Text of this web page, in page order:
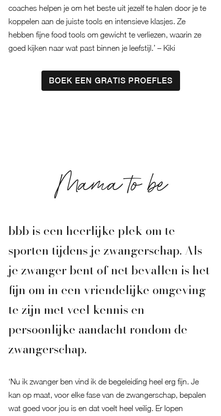
coaches helpen je om het beste uit jezelf te halen door je te
koppelen aan de juiste tools en intensieve klasjes. Ze
hebben fijne food tools om gewicht te verliezen, waarin ze
goed kijken naar wat past binnen je leefstijl.’ – Kiki
BOEK EEN GRATIS PROEFLES
Mama to be
bbb is een heerlijke plek om te
sporten tijdens je zwangerschap. Als
je zwanger bent of net bevallen is het
fijn om in een vriendelijke omgeving
te zijn met veel kennis en
persoonlijke aandacht rondom de
zwangerschap.
‘Nu ik zwanger ben vind ik de begeleiding heel erg fijn. Je
kan op maat, voor elke fase van de zwangerschap, bepalen
wat goed voor jou is en dat voelt heel veilig. Er lopen